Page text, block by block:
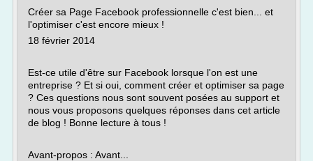
Créer sa Page Facebook professionnelle c'est bien... et
l'optimiser c'est encore mieux !
18 février 2014
Est-ce utile d'être sur Facebook lorsque l'on est une
entreprise ? Et si oui, comment créer et optimiser sa page
? Ces questions nous sont souvent posées au support et
nous vous proposons quelques réponses dans cet article
de blog ! Bonne lecture à tous !
Avant-propos : Avant...